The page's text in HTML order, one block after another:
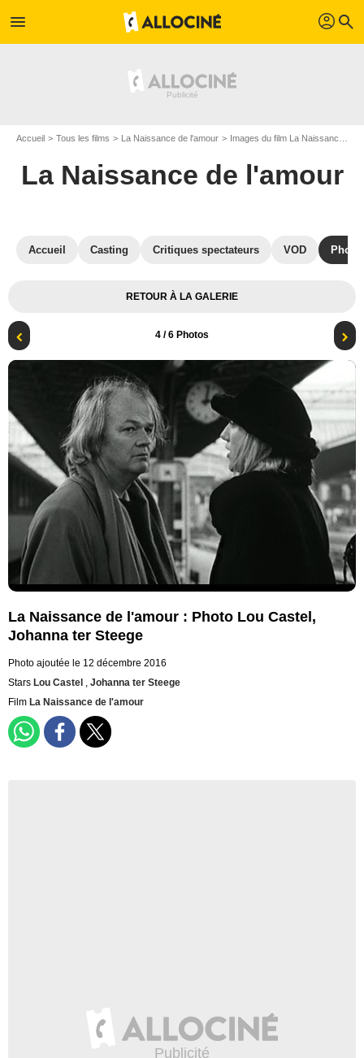
menu profil search
Accueil Tous les films La Naissance de l'amour Images du film La Naissance de l'amour
La Naissance de l'amour
Accueil Casting Critiques spectateurs VOD
RETOUR À LA GALERIE
4 / 6 Photos
La Naissance de l'amour : Photo Lou Castel,
Johanna ter Steege
Photo ajoutée le 12 décembre 2016
Stars Lou Castel , Johanna ter Steege
Film La Naissance de l'amour